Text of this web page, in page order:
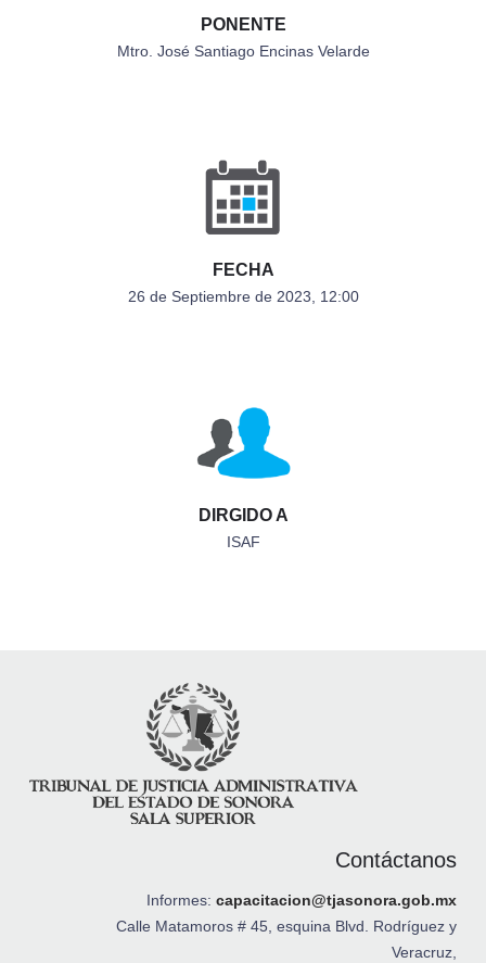
PONENTE
Mtro. José Santiago Encinas Velarde
FECHA
26 de Septiembre de 2023, 12:00
DIRGIDO A
ISAF
Contáctanos
Informes: capacitacion@tjasonora.gob.mx
Calle Matamoros # 45, esquina Blvd. Rodríguez y
Veracruz,